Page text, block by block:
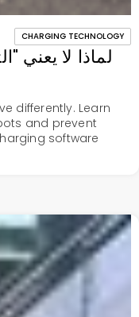
CHARGING TECHNOLOGY
differently. Learn
and prevent
software.